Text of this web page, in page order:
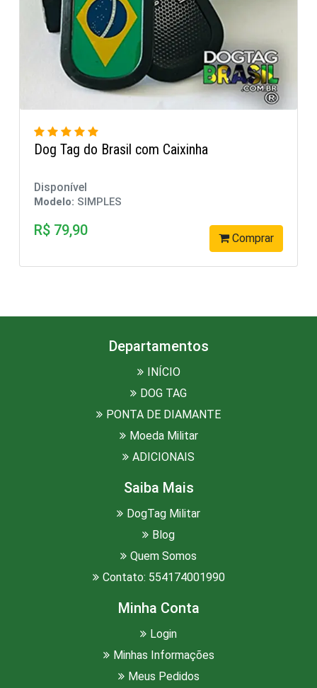
Dog Tag do Brasil com Caixinha
Disponível
Modelo: SIMPLES
R$ 79,90 Comprar
Departamentos
INÍCIO
DOG TAG
PONTA DE DIAMANTE
Moeda Militar
ADICIONAIS
Saiba Mais
DogTag Militar
Blog
Quem Somos
Contato: 554174001990
Minha Conta
Login
Minhas Informações
Meus Pedidos